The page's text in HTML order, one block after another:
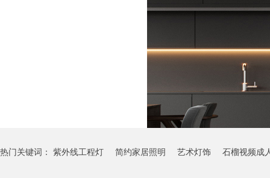
热门关键词： 紫外线工程灯 简约家居照明 艺术灯饰 石榴视频成